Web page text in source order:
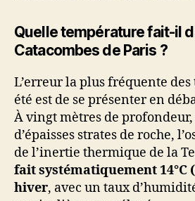
Quelle température fait-il
Catacombes de Paris ?
L’erreur la plus fréquente
été est de se présenter en
À vingt mètres de
d’épaisses strates de roche,
de l’inertie thermique de la
fait systématiquement 14°C
hiver, avec un taux